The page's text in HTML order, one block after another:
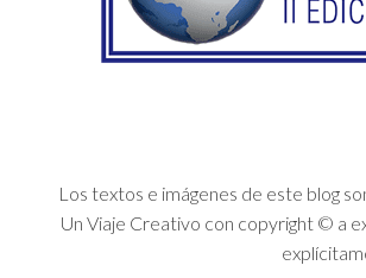
Los textos e imágenes de este blog
Un Viaje Creativo con copyright © a